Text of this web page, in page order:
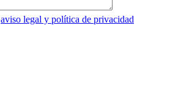
aviso legal y política de privacidad